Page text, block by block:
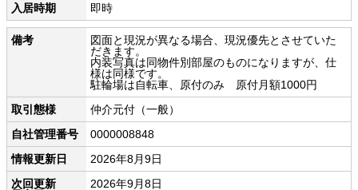
入居時期
即時
備考
図面と現況が異なる場合、現況優先とさせていた
だきます。
内装写真は同物件別部屋のものになりますが、仕
様は同様です。
駐輪場は自転車、原付のみ 原付月額1000円
取引態様
仲介元付（一般）
自社管理番号
0000008848
情報更新日
2026年8月9日
次回更新
2026年9月8日